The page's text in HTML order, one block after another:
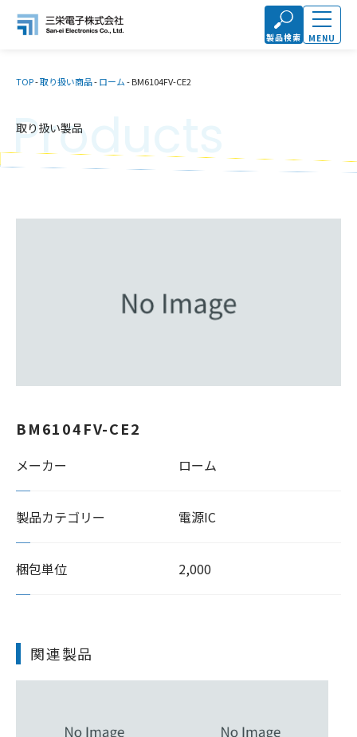
製品検索 MENU
TOP-取り扱い商品-ローム-BM6104FV-CE2
取り扱い製品
Products
BM6104FV-CE2
メーカー ローム
製品カテゴリー 電源IC
梱包単位 2,000
関連製品